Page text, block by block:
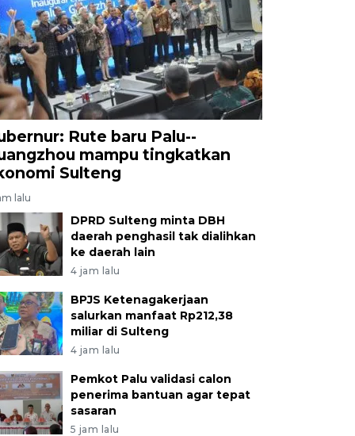
Rute baru Palu--
mampu tingkatkan
Sulteng
lalu
DPRD Sulteng minta DBH
daerah penghasil tak dialihkan
ke daerah lain
4 jam lalu
BPJS Ketenagakerjaan
salurkan manfaat Rp212,38
miliar di Sulteng
4 jam lalu
Pemkot Palu validasi calon
penerima bantuan agar tepat
sasaran
5 jam lalu